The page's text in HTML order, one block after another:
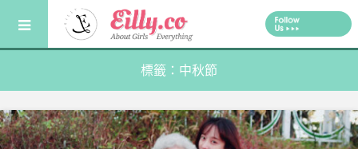
content
標籤：中秋節